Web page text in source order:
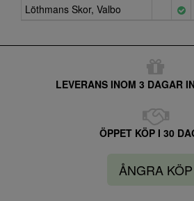
Löthmans Skor, Valbo
LEVERANS INOM 3 DAGAR
ÖPPET KÖP I 30
ÅNGRA KÖP